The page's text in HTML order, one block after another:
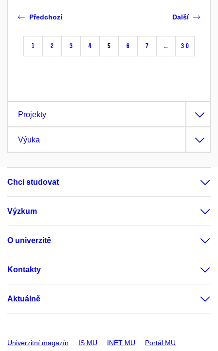
Předchozí
1 2 3 4 5 6 7 … 30
Další
Projekty
Výuka
Chci studovat
Výzkum
O univerzitě
Kontakty
Aktuálně
Univerzitní magazín IS MU INET MU Portál MU